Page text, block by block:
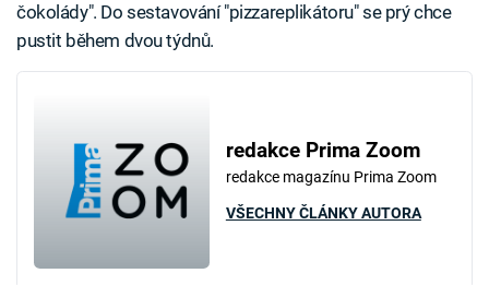
čokolády". Do sestavování "pizzareplikátoru" se prý chce
pustit během dvou týdnů.
redakce Prima Zoom
redakce magazínu Prima Zoom
VŠECHNY ČLÁNKY AUTORA